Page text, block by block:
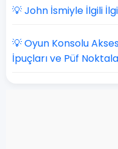
💡 John İsmiyle İlgili
💡 Oyun Konsolu
İpuçları ve Püf